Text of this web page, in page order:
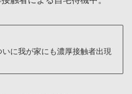
いに我が家にも濃厚接触者出現